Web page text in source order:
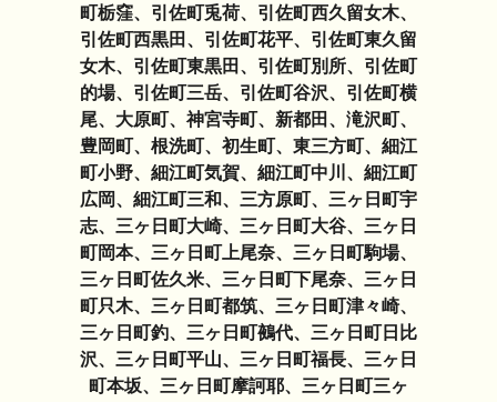
町栃窪、引佐町兎荷、引佐町西久留女木、
引佐町西黒田、引佐町花平、引佐町東久留
女木、引佐町東黒田、引佐町別所、引佐町
的場、引佐町三岳、引佐町谷沢、引佐町横
尾、大原町、神宮寺町、新都田、滝沢町、
豊岡町、根洗町、初生町、東三方町、細江
町小野、細江町気賀、細江町中川、細江町
広岡、細江町三和、三方原町、三ヶ日町宇
志、三ヶ日町大崎、三ヶ日町大谷、三ヶ日
町岡本、三ヶ日町上尾奈、三ヶ日町駒場、
三ヶ日町佐久米、三ヶ日町下尾奈、三ヶ日
町只木、三ヶ日町都筑、三ヶ日町津々崎、
三ヶ日町釣、三ヶ日町鵺代、三ヶ日町日比
沢、三ヶ日町平山、三ヶ日町福長、三ヶ日
町本坂、三ヶ日町摩訶耶、三ヶ日町三ヶ